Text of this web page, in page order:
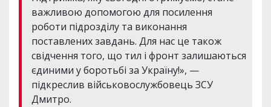
важливою допомогою для посилення
роботи підрозділу та виконання
поставлених завдань. Для нас це також
свідчення того, що тил і фронт залишаються
єдиними у боротьбі за Україну!», —
підкреслив військовослужбовець ЗСУ
Дмитро.